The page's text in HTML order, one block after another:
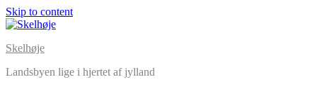
Skip to content
Skelhøje
Landsbyen lige i hjertet af jylland